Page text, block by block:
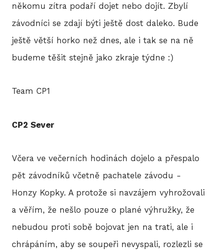
někomu zítra podaří dojet nebo dojít. Zbylí
závodníci se zdají býti ještě dost daleko. Bude
ještě větší horko než dnes, ale i tak se na ně
budeme těšit stejně jako zkraje týdne :)
Team CP1
CP2 Sever
Včera ve večerních hodinách dojelo a přespalo
pět závodníků včetně pachatele závodu -
Honzy Kopky. A protože si navzájem vyhrožovali
a věřím, že nešlo pouze o plané výhružky, že
nebudou proti sobě bojovat jen na trati, ale i
chrápáním, aby se soupeři nevyspali, rozlezli se